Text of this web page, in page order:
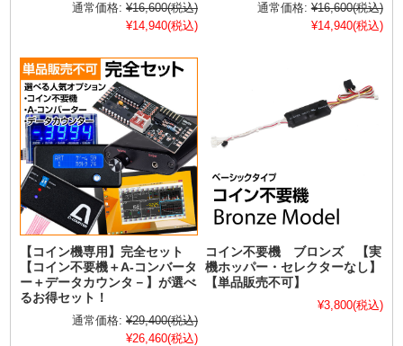
通常価格: ¥16,600(税込)
¥14,940(税込)
通常価格: ¥16,600(税込)
¥14,940(税込)
【コイン機専用】完全セット
【コイン不要機＋A-コンバータ
ー＋データカウンタ－】が選べ
るお得セット！
通常価格: ¥29,400(税込)
¥26,460(税込)
コイン不要機 ブロンズ 【実
機ホッパー・セレクターなし】
【単品販売不可】
¥3,800(税込)